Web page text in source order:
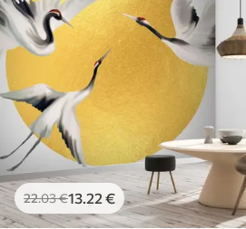
22.03€13.22 €